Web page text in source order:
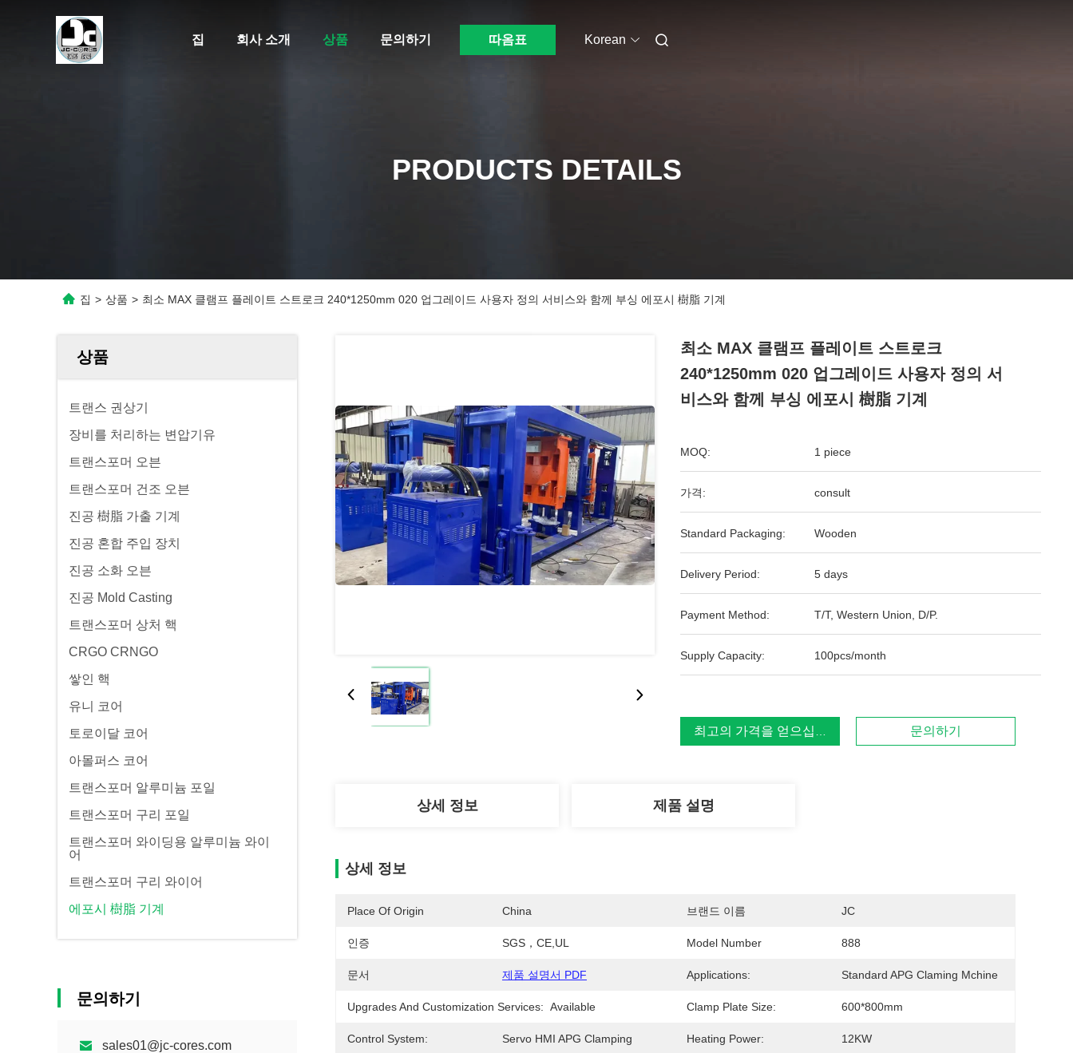
집 회사 소개 상품 문의하기 따옴표 Korean
PRODUCTS DETAILS
집 > 상품 > 최소 MAX 클램프 플레이트 스트로크 240*1250mm 020 업그레이드 사용자 정의 서비스와 함께 부싱 에포시 樹脂 기계
상품
트랜스 권상기
장비를 처리하는 변압기유
트랜스포머 오븐
트랜스포머 건조 오븐
진공 樹脂 가출 기계
진공 혼합 주입 장치
진공 소화 오븐
진공 Mold Casting
트랜스포머 상처 핵
CRGO CRNGO
쌓인 핵
유니 코어
토로이달 코어
아몰퍼스 코어
트랜스포머 알루미늄 포일
트랜스포머 구리 포일
트랜스포머 와이딩용 알루미늄 와이
어
트랜스포머 구리 와이어
에포시 樹脂 기계
문의하기
sales01@jc-cores.com
최소 MAX 클램프 플레이트 스트로크
240*1250mm 020 업그레이드 사용자 정의 서
비스와 함께 부싱 에포시 樹脂 기계
MOQ: 1 piece
가격: consult
Standard Packaging: Wooden
Delivery Period: 5 days
Payment Method: T/T, Western Union, D/P.
Supply Capacity: 100pcs/month
최고의 가격을 얻으십시오 문의하기
상세 정보 제품 설명
상세 정보
Place Of Origin China 브랜드 이름 JC
인증 SGS，CE,UL Model Number 888
문서 제품 설명서 PDF Applications: Standard APG Claming Mchine
Upgrades And Customization Services: Available Clamp Plate Size: 600*800mm
Control System: Servo HMI APG Clamping Heating Power: 12KW